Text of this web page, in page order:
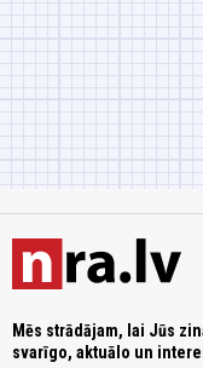
Mēs strādājam, lai Jūs
svarīgo, aktuālo un